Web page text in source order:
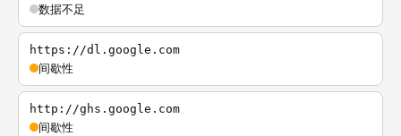
数据不足
https://dl.google.com
间歇性
http://ghs.google.com
间歇性